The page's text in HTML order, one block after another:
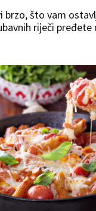
brzo, što vam
riječi pređete